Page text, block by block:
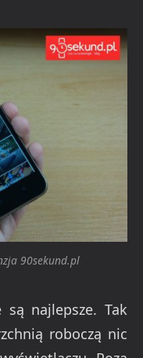
90sekund.pl
najlepsze. Tak
roboczą nic